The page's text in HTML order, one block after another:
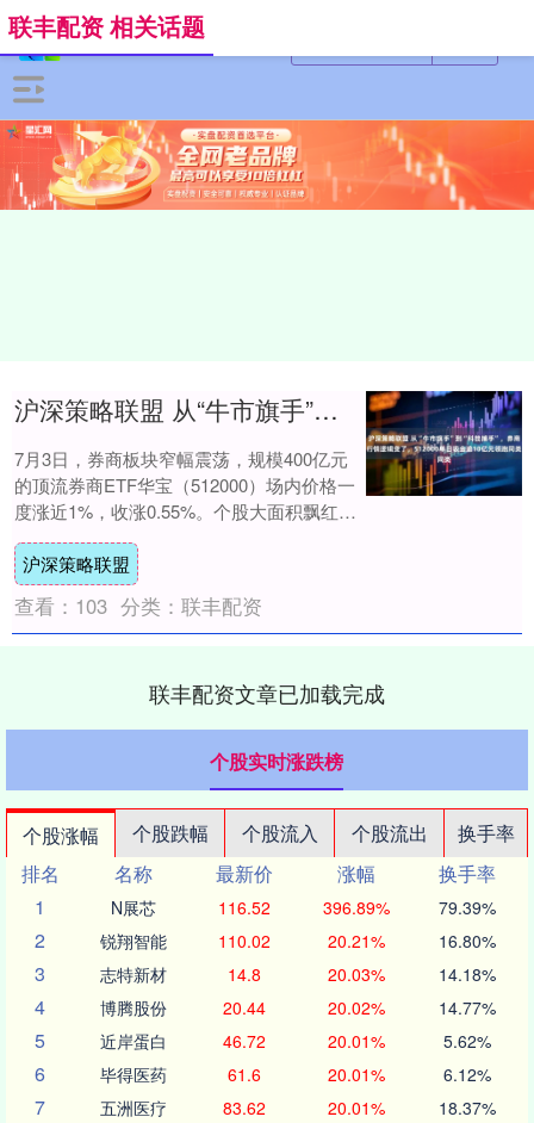
联丰配资 相关话题
沪深策略联盟 从“牛市旗手”到“科技捕手”，券商行情逻辑变了，512000单日吸金逾10亿元领跑同类
7月3日，券商板块窄幅震荡，规模400亿元
的顶流券商ETF华宝（512000）场内价格一
度涨近1%，收涨0.55%。个股大面积飘红，
中国银河、财达证券涨超3%，....
沪深策略联盟
查看： 103 分类： 联丰配资
联丰配资文章已加载完成
个股实时涨跌榜
个股涨幅 个股跌幅 个股流入 个股流出
换手率
排名
名称 最新价 涨幅
换手率
1
N展芯 116.52 396.89% 79.39%
2 锐翔智能 110.02 20.21% 16.80%
3 志特新材 14.8 20.03% 14.18%
4 博腾股份 20.44 20.02% 14.77%
5 近岸蛋白 46.72 20.01% 5.62%
6 毕得医药 61.6 20.01% 6.12%
7 五洲医疗 83.62 20.01% 18.37%